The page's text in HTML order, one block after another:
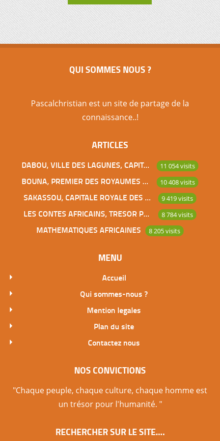
QUI SOMMES NOUS ?
Pascalchristian est un site de partage de la
connaissance..!
ARTICLES
DABOU, VILLE DES LAGUNES, CAPITALE DES ADJOUKROU 11 054 visits
BOUNA, PREMIER DES ROYAUMES DE CÔTE D’IVOIRE 10 408 visits
SAKASSOU, CAPITALE ROYALE DES BAOULES 9 419 visits
LES CONTES AFRICAINS, TRESOR POUR L’HUMANITE 8 784 visits
MATHEMATIQUES AFRICAINES 8 205 visits
MENU
Accueil
Qui sommes-nous ?
Mention legales
Plan du site
Contactez nous
NOS CONVICTIONS
"Chaque peuple, chaque culture, chaque homme est
un trésor pour l'humanité. "
RECHERCHER SUR LE SITE….